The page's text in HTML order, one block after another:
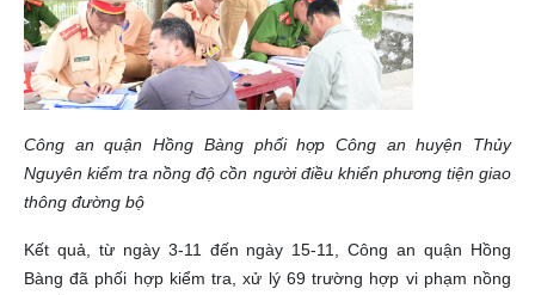
Công an quận Hồng Bàng phối hợp Công an huyện Thủy
Nguyên kiểm tra nồng độ cồn người điều khiển phương tiện giao
thông đường bộ
Kết quả, từ ngày 3-11 đến ngày 15-11, Công an quận Hồng
Bàng đã phối hợp kiểm tra, xử lý 69 trường hợp vi phạm nồng